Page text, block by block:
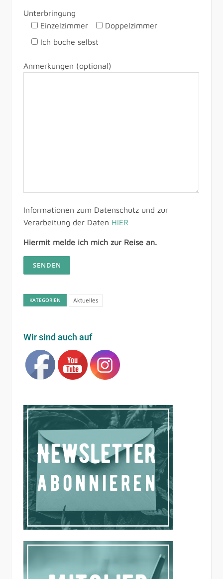
Unterbringung
Einzelzimmer
Doppelzimmer
Ich buche selbst
Anmerkungen (optional)
Informationen zum Datenschutz und zur
Verarbeitung der Daten HIER
Hiermit melde ich mich zur Reise an.
KATEGORIEN Aktuelles
Wir sind auch auf